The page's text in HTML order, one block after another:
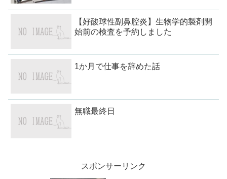
【好酸球性副鼻腔炎】生物学的製剤開
始前の検査を予約しました
1か月で仕事を辞めた話
無職最終日
スポンサーリンク